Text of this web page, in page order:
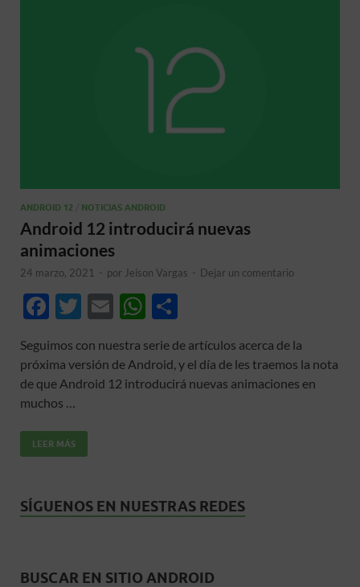
ANDROID 12 NOTICIAS ANDROID
Android 12 introducirá nuevas
animaciones
24 marzo, 2021 - por Jeison Vargas - Dejar un comentario
F
e
b
o
o
k
T
itt
er
E
ail
W
at
s
m
p
Seguimos con nuestra serie de artículos acerca de la
próxima versión de Android, y el día de les traemos la nota
de que Android 12 introducirá nuevas animaciones en
muchos …
LEER MÁS
SÍGUENOS EN NUESTRAS REDES
BUSCAR EN SITIO ANDROID